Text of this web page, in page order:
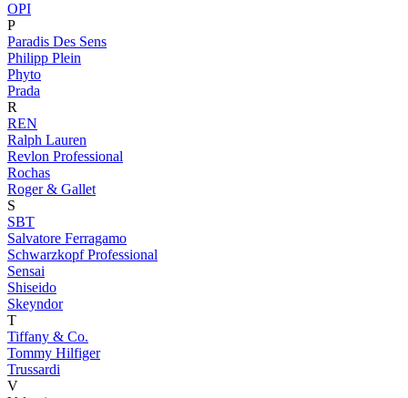
OPI
P
Paradis Des Sens
Philipp Plein
Phyto
Prada
R
REN
Ralph Lauren
Revlon Professional
Rochas
Roger & Gallet
S
SBT
Salvatore Ferragamo
Schwarzkopf Professional
Sensai
Shiseido
Skeyndor
T
Tiffany & Co.
Tommy Hilfiger
Trussardi
V